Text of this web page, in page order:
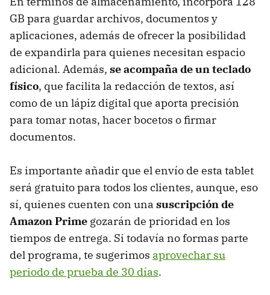
GB para guardar archivos, documentos y
aplicaciones, además de ofrecer la posibilidad
de expandirla para quienes necesitan espacio
adicional. Además, se acompaña de un teclado
físico, que facilita la redacción de textos, así
como de un lápiz digital que aporta precisión
para tomar notas, hacer bocetos o firmar
documentos.
Es importante añadir que el envío de esta tablet
será gratuito para todos los clientes, aunque, eso
sí, quienes cuenten con una suscripción de
Amazon Prime gozarán de prioridad en los
tiempos de entrega. Si todavía no formas parte
del programa, te sugerimos aprovechar su
periodo de prueba de 30 días.